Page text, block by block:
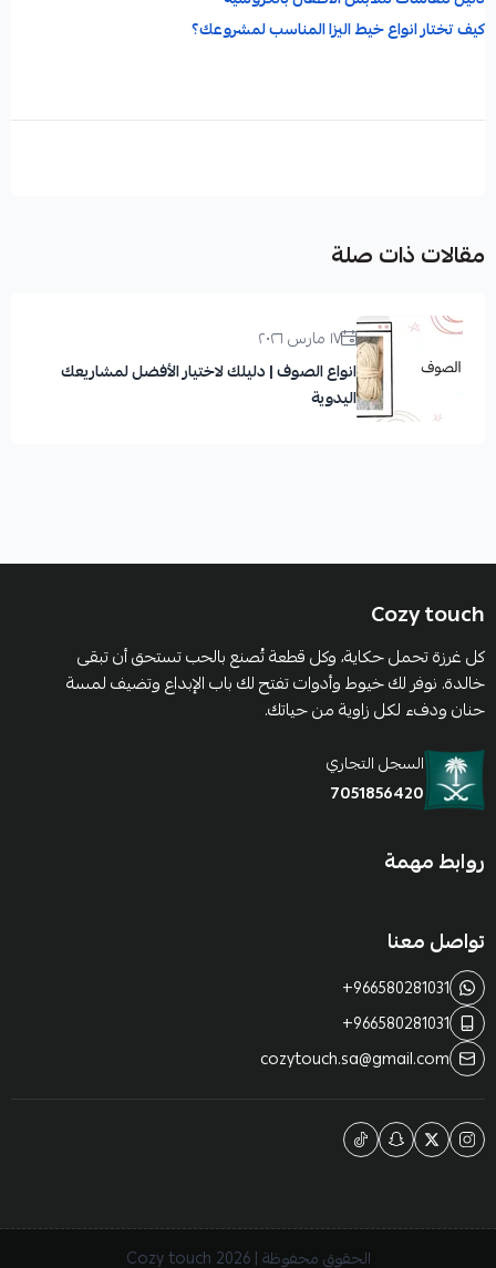
كيف تختار انواع خيط اليزا المناسب لمشروعك؟
مقالات ذات صلة
١٧ مارس ٢٠٢٦
انواع الصوف | دليلك لاختيار الأفضل لمشاريعك
اليدوية
Cozy touch
كل غرزة تحمل حكاية، وكل قطعة تُصنع بالحب تستحق أن تبقى
خالدة. نوفر لك خيوط وأدوات تفتح لك باب الإبداع وتضيف لمسة
حنان ودفء لكل زاوية من حياتك.
السجل التجاري
7051856420
روابط مهمة
تواصل معنا
+966580281031
+966580281031
cozytouch.sa@gmail.com
الحقوق محفوظة | 2026 Cozy touch